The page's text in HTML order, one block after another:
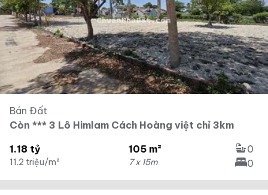
Bán Đất
Còn *** 3 Lô Himlam Cách Hoàng việt chỉ 3km
1.18 tỷ
11.2 triệu/m²
105 m²
7 x 15m
0
0